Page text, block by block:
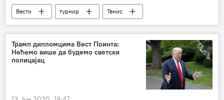
Вести турнир Тенис
Трамп дипломцима Вест Поинта:
Нећемо више да будемо светски
полицајац